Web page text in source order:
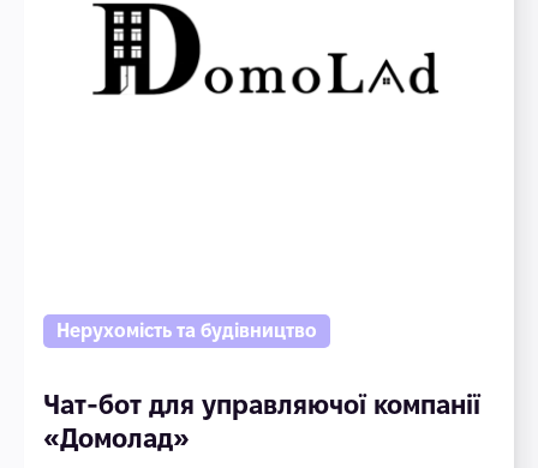
Нерухомість та будівництво
Чат-бот для управляючої компанії
«Домолад»